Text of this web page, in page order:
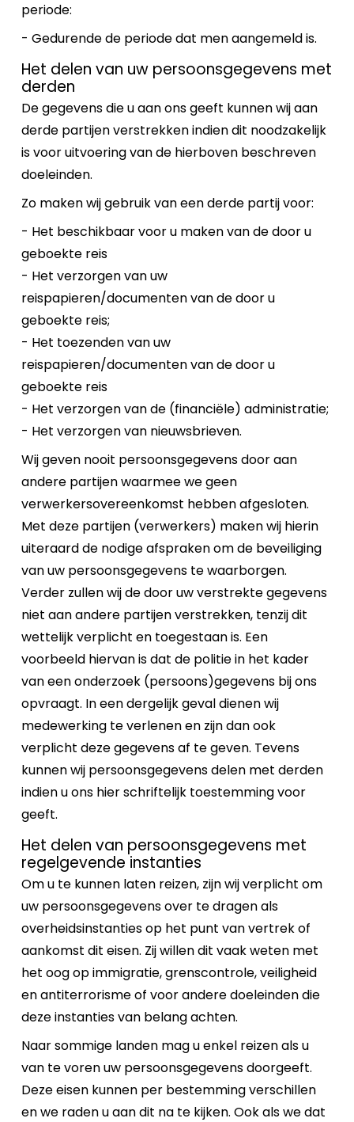
periode:
- Gedurende de periode dat men aangemeld is.
Het delen van uw persoonsgegevens met
derden
De gegevens die u aan ons geeft kunnen wij aan
derde partijen verstrekken indien dit noodzakelijk
is voor uitvoering van de hierboven beschreven
doeleinden.
Zo maken wij gebruik van een derde partij voor:
- Het beschikbaar voor u maken van de door u
geboekte reis
- Het verzorgen van uw
reispapieren/documenten van de door u
geboekte reis;
- Het toezenden van uw
reispapieren/documenten van de door u
geboekte reis
- Het verzorgen van de (financiële) administratie;
- Het verzorgen van nieuwsbrieven.
Wij geven nooit persoonsgegevens door aan
andere partijen waarmee we geen
verwerkersovereenkomst hebben afgesloten.
Met deze partijen (verwerkers) maken wij hierin
uiteraard de nodige afspraken om de beveiliging
van uw persoonsgegevens te waarborgen.
Verder zullen wij de door uw verstrekte gegevens
niet aan andere partijen verstrekken, tenzij dit
wettelijk verplicht en toegestaan is. Een
voorbeeld hiervan is dat de politie in het kader
van een onderzoek (persoons)gegevens bij ons
opvraagt. In een dergelijk geval dienen wij
medewerking te verlenen en zijn dan ook
verplicht deze gegevens af te geven. Tevens
kunnen wij persoonsgegevens delen met derden
indien u ons hier schriftelijk toestemming voor
geeft.
Het delen van persoonsgegevens met
regelgevende instanties
Om u te kunnen laten reizen, zijn wij verplicht om
uw persoonsgegevens over te dragen als
overheidsinstanties op het punt van vertrek of
aankomst dit eisen. Zij willen dit vaak weten met
het oog op immigratie, grenscontrole, veiligheid
en antiterrorisme of voor andere doeleinden die
deze instanties van belang achten.
Naar sommige landen mag u enkel reizen als u
van te voren uw persoonsgegevens doorgeeft.
Deze eisen kunnen per bestemming verschillen
en we raden u aan dit na te kijken. Ook als we dat